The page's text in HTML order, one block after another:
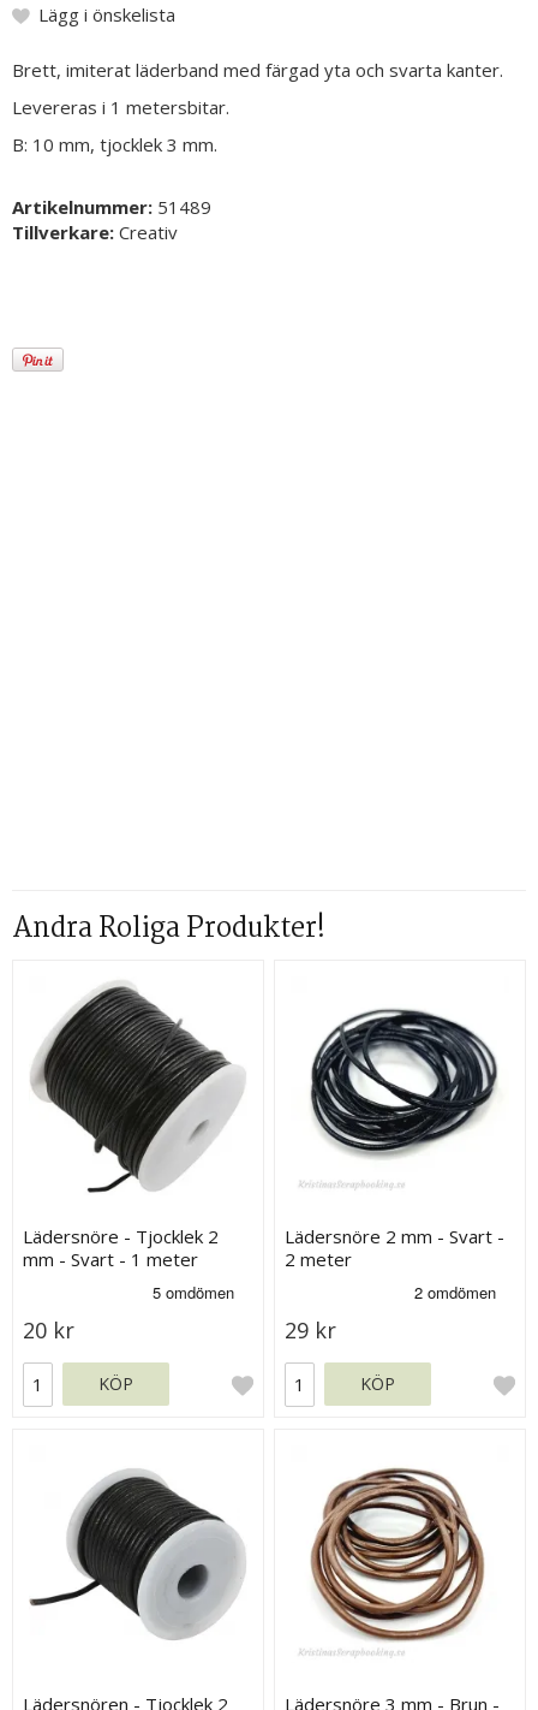
Lägg i önskelista
Brett, imiterat läderband med färgad yta och svarta kanter.
Levereras i 1 metersbitar.
B: 10 mm, tjocklek 3 mm.
Artikelnummer: 51489
Tillverkare: Creativ
Andra Roliga Produkter!
Lädersnöre - Tjocklek 2
mm - Svart - 1 meter
20 kr
KÖP
Lädersnöre 2 mm - Svart -
2 meter
29 kr
KÖP
Lädersnören - Tjocklek 2 Lädersnöre 3 mm - Brun -